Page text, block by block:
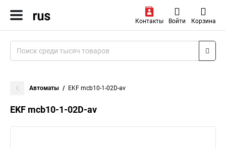
Контакты Войти Корзина
Автоматы EKF mcb10-1-02D-av
EKF mcb10-1-02D-av